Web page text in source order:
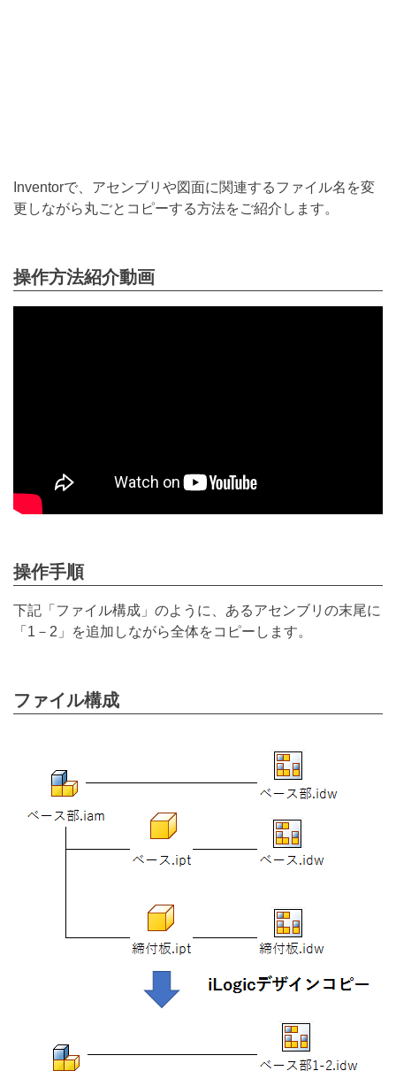
Inventorで、アセンブリや図面に関連するファイル名を変
更しながら丸ごとコピーする方法をご紹介します。
操作方法紹介動画
操作手順
下記「ファイル構成」のように、あるアセンブリの末尾に
「1－2」を追加しながら全体をコピーします。
ファイル構成